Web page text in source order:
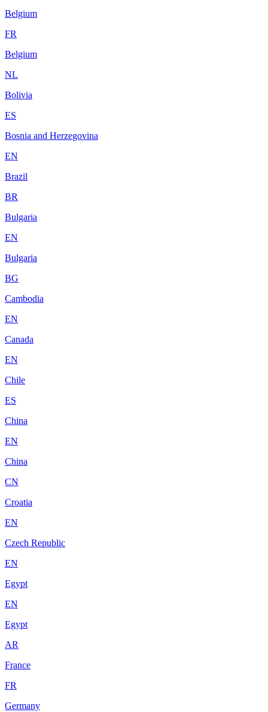
Belgium
FR
Belgium
NL
Bolivia
ES
Bosnia and Herzegovina
EN
Brazil
BR
Bulgaria
EN
Bulgaria
BG
Cambodia
EN
Canada
EN
Chile
ES
China
EN
China
CN
Croatia
EN
Czech Republic
EN
Egypt
EN
Egypt
AR
France
FR
Germany